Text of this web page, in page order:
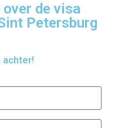
de visa
Petersburg
achter!